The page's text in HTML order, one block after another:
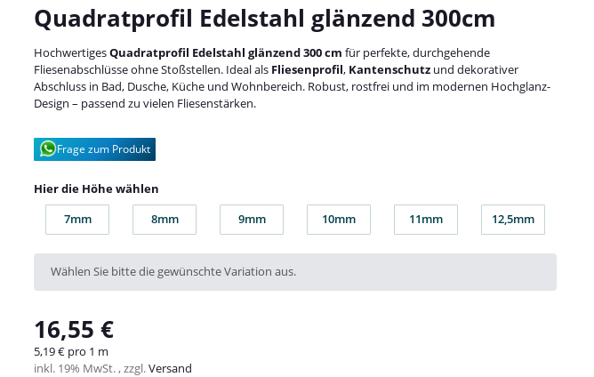
Quadratprofil Edelstahl glänzend 300cm
HochwertigesQuadratprofil Edelstahl glänzend 300 cm für perfekte, durchgehende
Fliesenabschlüsse ohne Stoßstellen. Ideal als Fliesenprofil, Kantenschutz und dekorativer
Abschluss in Bad, Dusche, Küche und Wohnbereich. Robust, rostfrei und im modernen Hochglanz-
Design – passend zu vielen Fliesenstärken.
Frage zum Produkt
Hier die Höhe wählen
7mm
7mm 8mm
8mm 9mm
9mm 10mm
10mm 11mm
11mm 12,5mm
12,5mm
x
Wählen Sie bitte die gewünschte Variation aus.
16,55 €
5,19 € pro 1 m
inkl. 19% MwSt. , zzgl.Versand